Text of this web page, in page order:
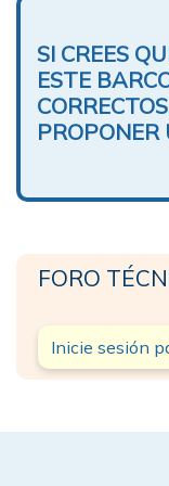
SI CREES
ESTE
PROPONER
FORO
Inicie sesión